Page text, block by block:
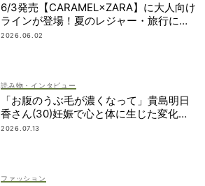
6/3発売【CARAMEL×ZARA】に大人向け
ラインが登場！夏のレジャー・旅行にも
おすすめ
2026.06.02
読み物・インタビュー
「お腹のうぶ毛が濃くなって」貴島明日
香さん(30)妊娠で心と体に生じた変化も
「愛しいです」
2026.07.13
ファッション